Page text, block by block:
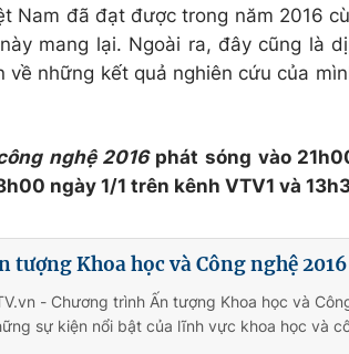
Nam đã đạt được trong năm 2016
mang lại. Ngoài ra, đây cũng là
về những kết quả nghiên cứu của
nghệ 2016phát sóng vào
ngày 1/1 trên kênh VTV1 và
tượng Khoa học và Công nghệ
- Chương trình Ấn tượng Khoa học và
sự kiện nổi bật của lĩnh vực khoa học và